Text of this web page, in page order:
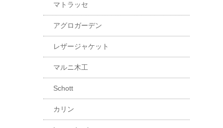
マトラッセ
アグロガーデン
レザージャケット
マルニ木工
Schott
カリン